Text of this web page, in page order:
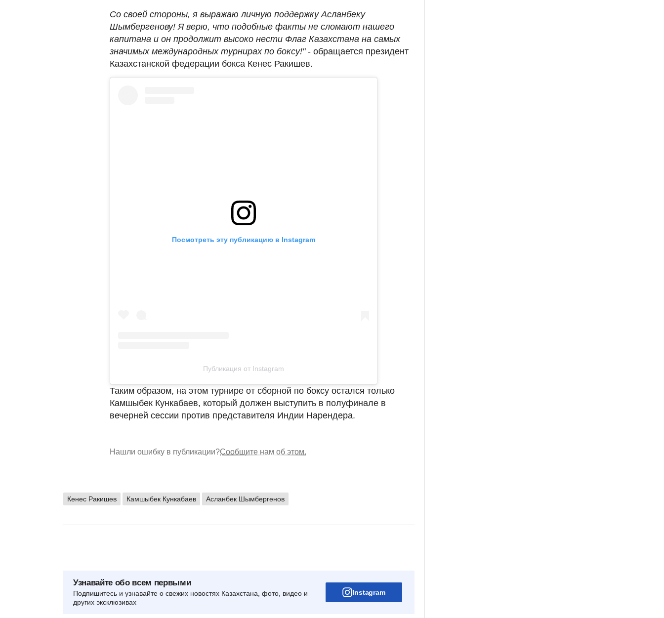
Со своей стороны, я выражаю личную поддержку Асланбеку
Шымбергенову! Я верю, что подобные факты не сломают нашего
капитана и он продолжит высоко нести Флаг Казахстана на самых
значимых международных турнирах по боксу!"- обращается президент
Казахстанской федерации бокса Кенес Ракишев.
Посмотреть эту публикацию в Instagram
Публикация от Instagram
Таким образом, на этом турнире от сборной по боксу остался только
Камшыбек Кункабаев, который должен выступить в полуфинале в
вечерней сессии против представителя Индии Нарендера.
Нашли ошибку в публикации?Сообщите нам об этом.
Кенес Ракишев Камшыбек Кункабаев Асланбек Шымбергенов
Узнавайте обо всем первыми
Подпишитесь и узнавайте о свежих новостях Казахстана, фото, видео и
других эксклюзивах
Instagram